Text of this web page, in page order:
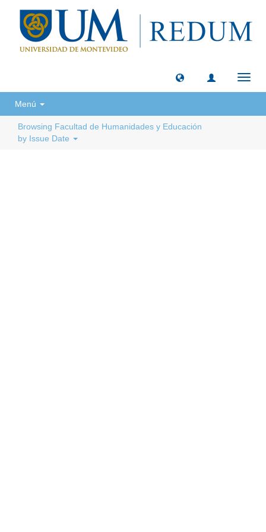
Menú
Browsing Facultad de Humanidades y Educación
by Issue Date